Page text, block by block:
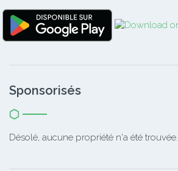
Sponsorisés
Désolé, aucune propriété n'a été trouvée.